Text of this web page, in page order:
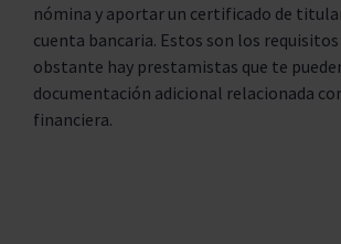
nómina y aportar un certificado de
cuenta bancaria. Estos son los
obstante hay prestamistas que te
documentación adicional relacionada
financiera.